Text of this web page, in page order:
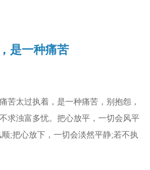
是一种痛苦
苦太过执着，是一种痛苦，别抱怨，
求浊富多忧。把心放平，一切会风平
;把心放下，一切会淡然平静;若不执